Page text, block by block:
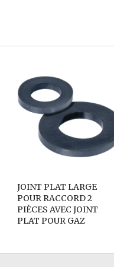
JOINT PLAT LARGE
POUR RACCORD 2
PIÈCES AVEC JOINT
PLAT POUR GAZ